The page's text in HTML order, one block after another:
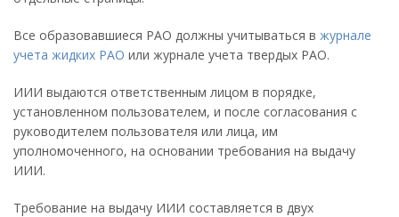
Все образовавшиеся РАО должны учитываться в журнале
учета жидких РАО или журнале учета твердых РАО.
ИИИ выдаются ответственным лицом в порядке,
установленном пользователем, и после согласования с
руководителем пользователя или лица, им
уполномоченного, на основании требования на выдачу
ИИИ.
Требование на выдачу ИИИ составляется в двух